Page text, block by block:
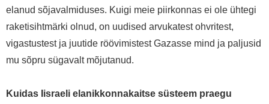
elanud sõjavalmiduses. Kuigi meie piirkonnas ei ole ühtegi
raketisihtmärki olnud, on uudised arvukatest ohvritest,
vigastustest ja juutide röövimistest Gazasse mind ja paljusid
mu sõpru sügavalt mõjutanud.
Kuidas Iisraeli elanikkonnakaitse süsteem praegu